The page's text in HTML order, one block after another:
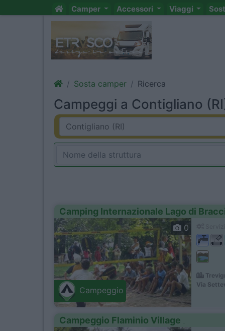
Camper Accessori Viaggi
Sosta camper Ricerca
Campeggi a Contigliano
Camping Internazionale Lago di
Campeggio
0
Via
Campeggio Flaminio Village